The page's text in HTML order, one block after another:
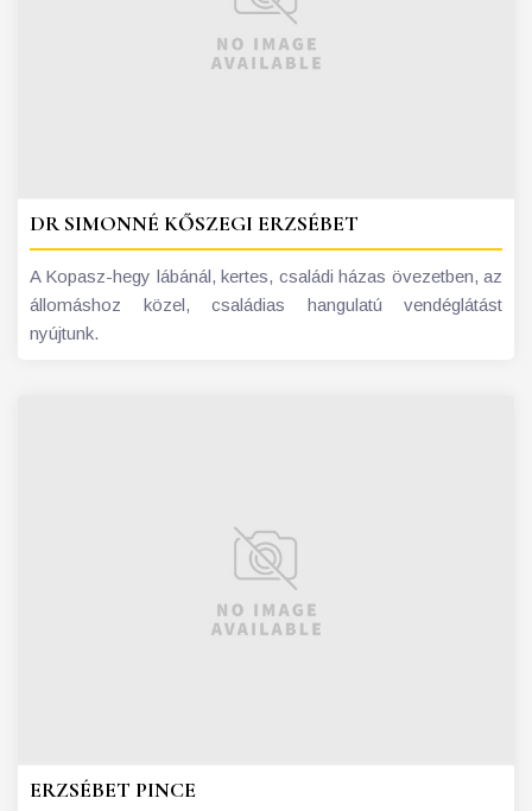
DR SIMONNÉ KŐSZEGI ERZSÉBET
A Kopasz-hegy lábánál, kertes, családi házas övezetben, az
állomáshoz közel, családias hangulatú vendéglátást
nyújtunk.
ERZSÉBET PINCE